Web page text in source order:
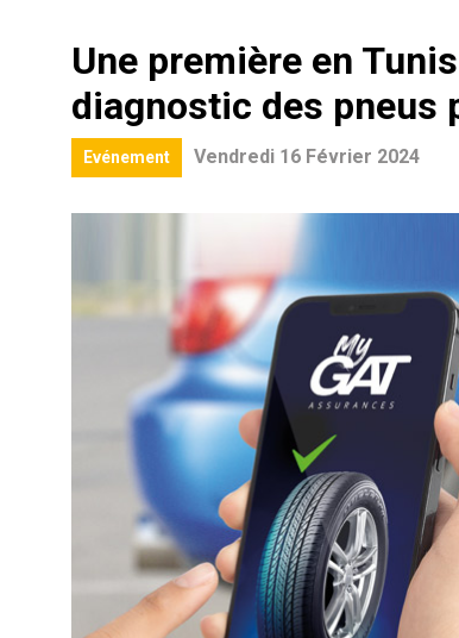
Une première en
diagnostic des
Evénement Vendredi 16 Février 2024